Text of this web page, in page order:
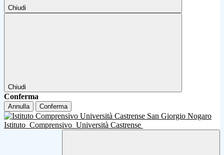
Chiudi
Chiudi
Conferma
Annulla Conferma
Istituto Comprensivo Università Castrense